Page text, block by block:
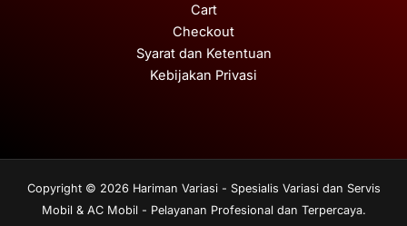
Cart
Checkout
Syarat dan Ketentuan
Kebijakan Privasi
Copyright © 2026 Hariman Variasi - Spesialis Variasi dan Servis
Mobil & AC Mobil - Pelayanan Profesional dan Terpercaya.